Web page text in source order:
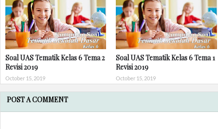
Soal UAS Tematik Kelas 6 Tema 2
Revisi 2019
October 15, 2019
Soal UAS Tematik Kelas 6 Tema 1
Revisi 2019
October 15, 2019
POST A COMMENT